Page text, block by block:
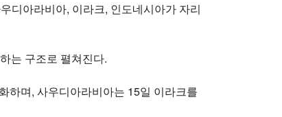
디아라비아, 이라크, 인도네시아가 자리
는 구조로 펼쳐진다.
하며, 사우디아라비아는 15일 이라크를